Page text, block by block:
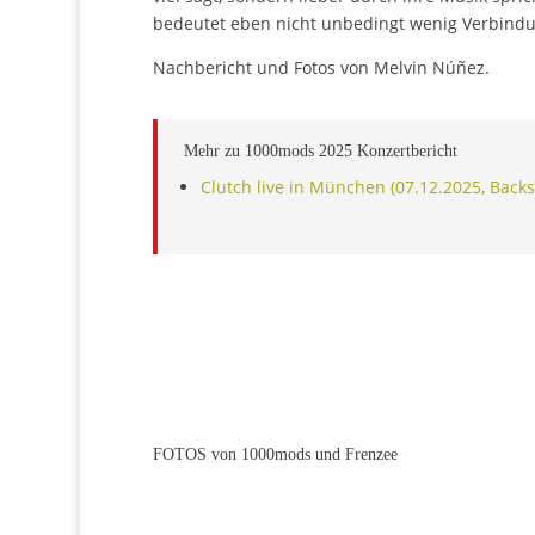
bedeutet eben nicht unbedingt wenig
Nachbericht und Fotos von Melvin Núñez.
Mehr zu 1000mods 2025